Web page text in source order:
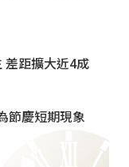
差距擴大近4成
節慶短期現象